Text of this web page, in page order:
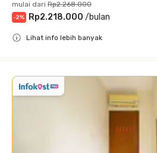
mulai dari Rp2.268.000
-2% Rp2.218.000 /bulan
Lihat info lebih banyak